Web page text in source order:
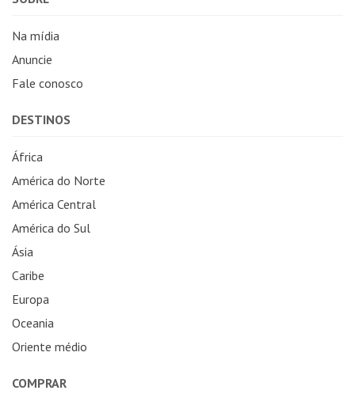
Na mídia
Anuncie
Fale conosco
DESTINOS
África
América do Norte
América Central
América do Sul
Ásia
Caribe
Europa
Oceania
Oriente médio
COMPRAR